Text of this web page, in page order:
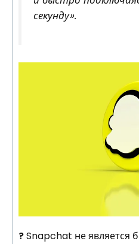
секунду».
?Snapchat не является